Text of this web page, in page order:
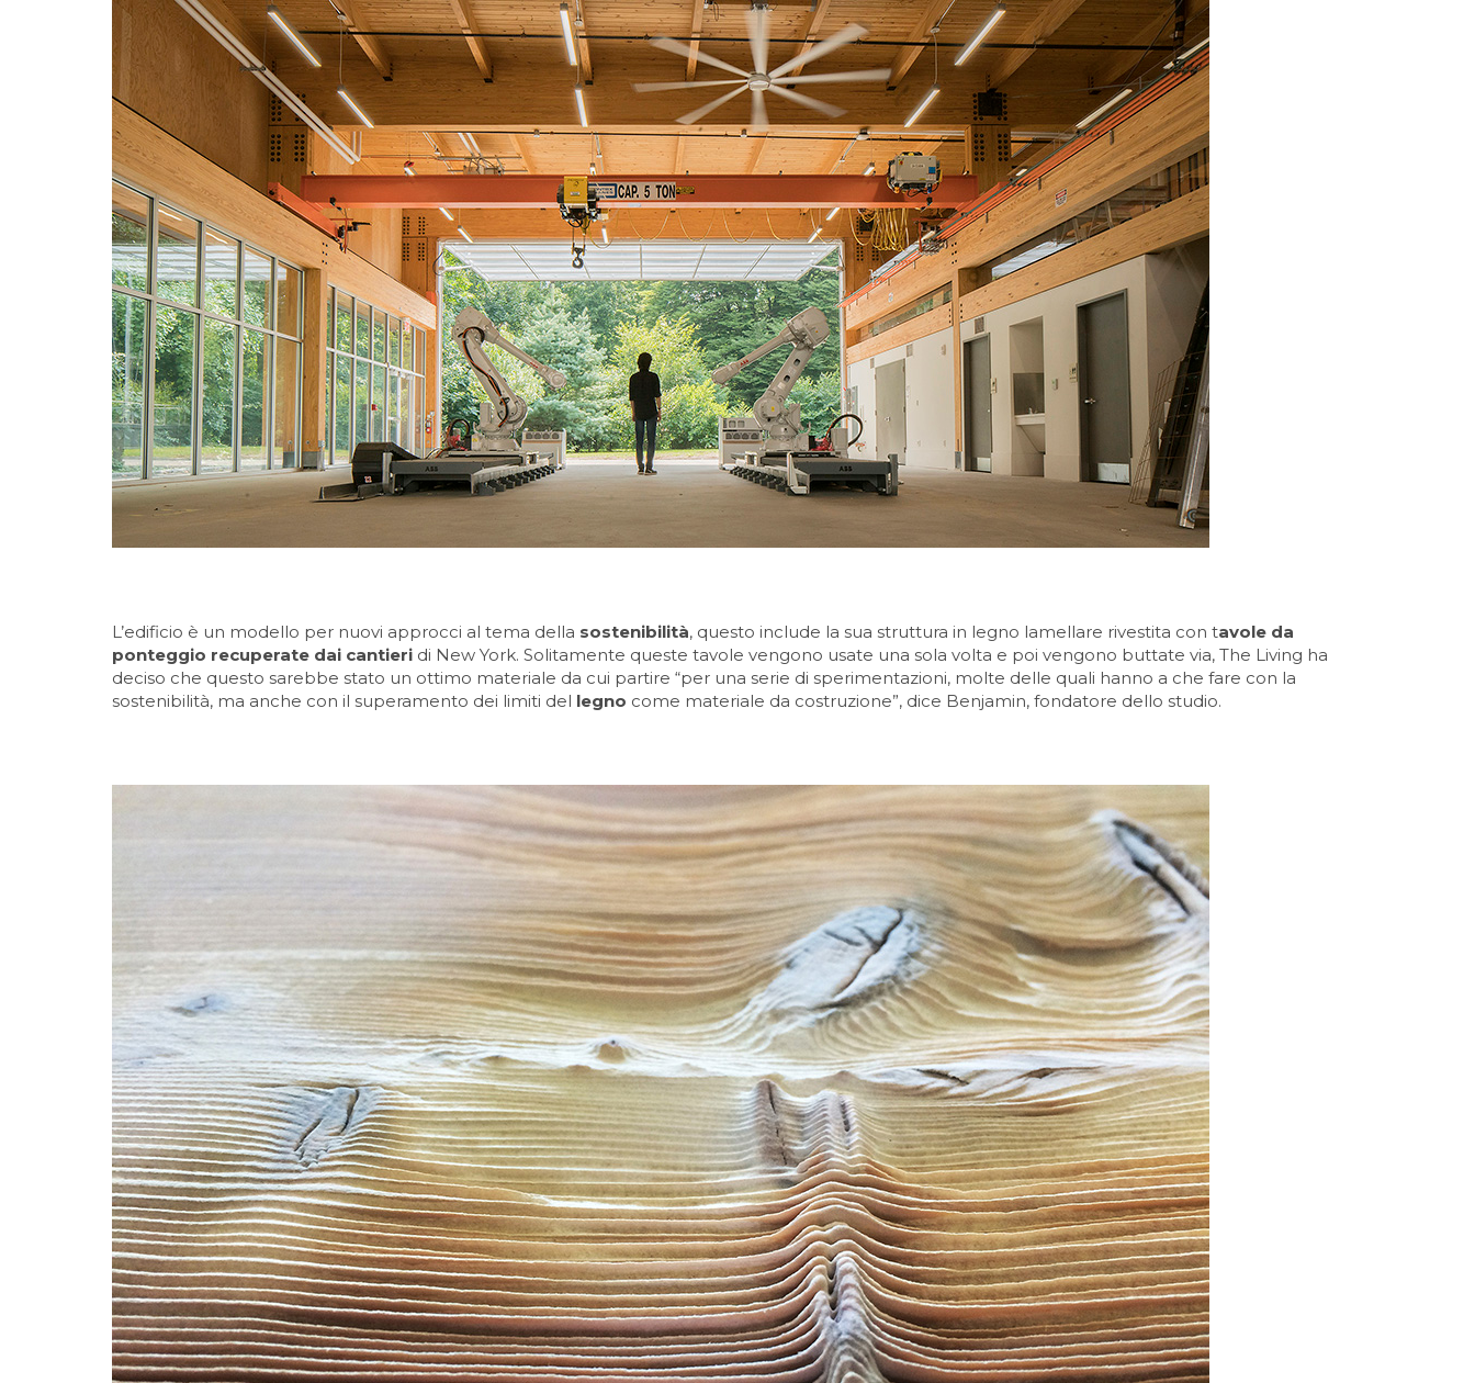
L’edificio è un modello per nuovi approcci al tema della sostenibilità, questo include la sua struttura in legno lamellare rivestita con tavole da
ponteggio recuperate dai cantieri di New York. Solitamente queste tavole vengono usate una sola volta e poi vengono buttate via, The Living ha
deciso che questo sarebbe stato un ottimo materiale da cui partire “per una serie di sperimentazioni, molte delle quali hanno a che fare con la
sostenibilità, ma anche con il superamento dei limiti del legno come materiale da costruzione”, dice Benjamin, fondatore dello studio.